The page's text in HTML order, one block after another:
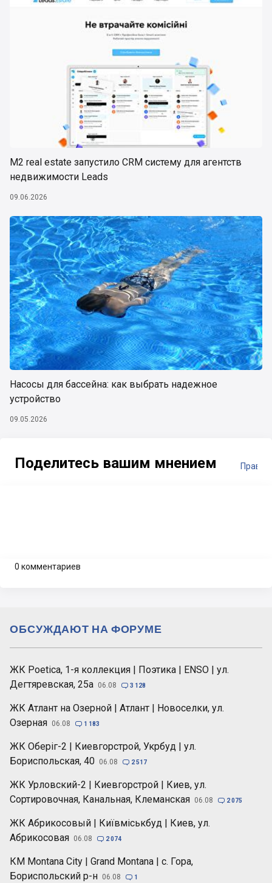
М2 real estate запустило CRM систему для агентств
недвижимости Leads
09.06.2026
Насосы для бассейна: как выбрать надежное
устройство
09.05.2026
Поделитесь вашим мнением
0 комментариев
ЖК Poetica, 1-я коллекция | Поэтика | ENSO | ул.
Дегтяревская, 25а 06.08  3 128
ЖК Атлант на Озерной | Атлант | Новоселки, ул.
Озерная 06.08  1 183
ЖК Оберіг-2 | Киевгорстрой, Укрбуд | ул.
Бориспольская, 40 06.08  2 517
ЖК Урловский-2 | Киевгорстрой | Киев, ул.
Сортировочная, Канальная, Клеманская 06.08  2 075
ЖК Абрикосовый | Київміськбуд | Киев, ул.
Абрикосовая 06.08  2 074
КМ Montana City | Grand Montana | с. Гора,
Бориспольский р-н 06.08  1
ОБСУЖДАЮТ НА ФОРУМЕ